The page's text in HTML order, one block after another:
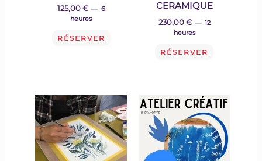
125,00€
6
heures
RÉSERVER
CERAMIQUE
230,00€
12
heures
RÉSERVER